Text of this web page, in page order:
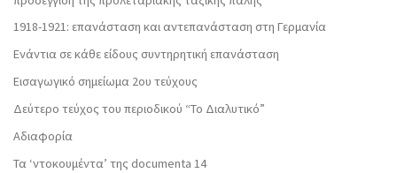
1918-1921: επανάσταση και αντεπανάσταση στη Γερμανία
Ενάντια σε κάθε είδους συντηρητική επανάσταση
Εισαγωγικό σημείωμα 2ου τεύχους
Δεύτερο τεύχος του περιοδικού “Το Διαλυτικό”
Αδιαφορία
Τα ‘ντοκουμέντα’ της documenta 14